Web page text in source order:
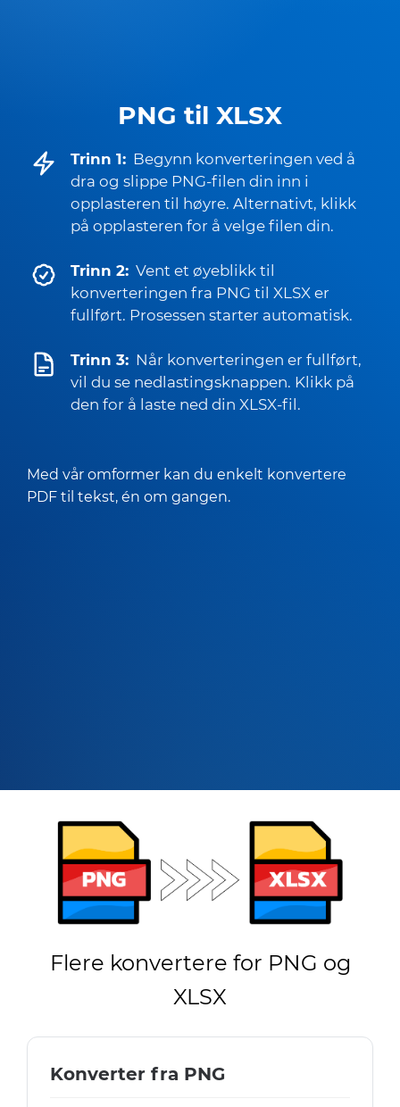
PNG til XLSX
Trinn 1: Begynn konverteringen ved å
dra og slippe PNG-filen din inn i
opplasteren til høyre. Alternativt, klikk
på opplasteren for å velge filen din.
Trinn 2: Vent et øyeblikk til
konverteringen fra PNG til XLSX er
fullført. Prosessen starter automatisk.
Trinn 3: Når konverteringen er fullført,
vil du se nedlastingsknappen. Klikk på
den for å laste ned din XLSX-fil.
Med vår omformer kan du enkelt konvertere
PDF til tekst, én om gangen.
Flere konvertere for PNG og
XLSX
Konverter fra PNG